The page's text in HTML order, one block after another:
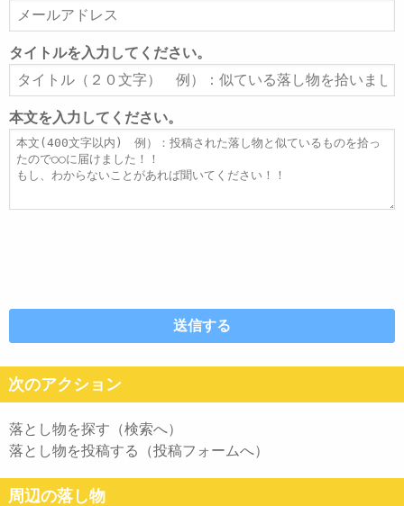
ー
ル
ア
ド
レ
ス
タイトルを入力してください。
タ
イ
ト
ル
本文を入力してください。
本
文
次のアクション
落とし物を探す（検索へ）
落とし物を投稿する（投稿フォームへ）
周辺の落し物